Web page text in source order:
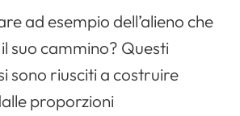
ad esempio dell’alieno che
suo cammino? Questi
sono riusciti a costruire
proporzioni